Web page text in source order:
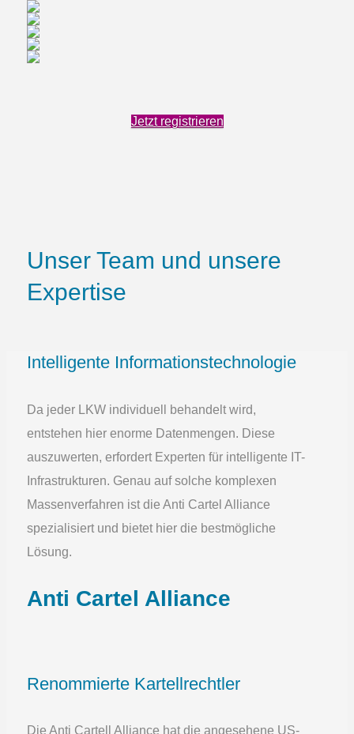
Jetzt registrieren
Unser Team und unsere
Expertise
Intelligente Informationstechnologie
Da jeder LKW individuell behandelt wird,
entstehen hier enorme Datenmengen. Diese
auszuwerten, erfordert Experten für intelligente IT-
Infrastrukturen. Genau auf solche komplexen
Massenverfahren ist die Anti Cartel Alliance
spezialisiert und bietet hier die bestmögliche
Lösung.
Anti Cartel Alliance
Renommierte Kartellrechtler
Die Anti Cartell Alliance hat die angesehene US-